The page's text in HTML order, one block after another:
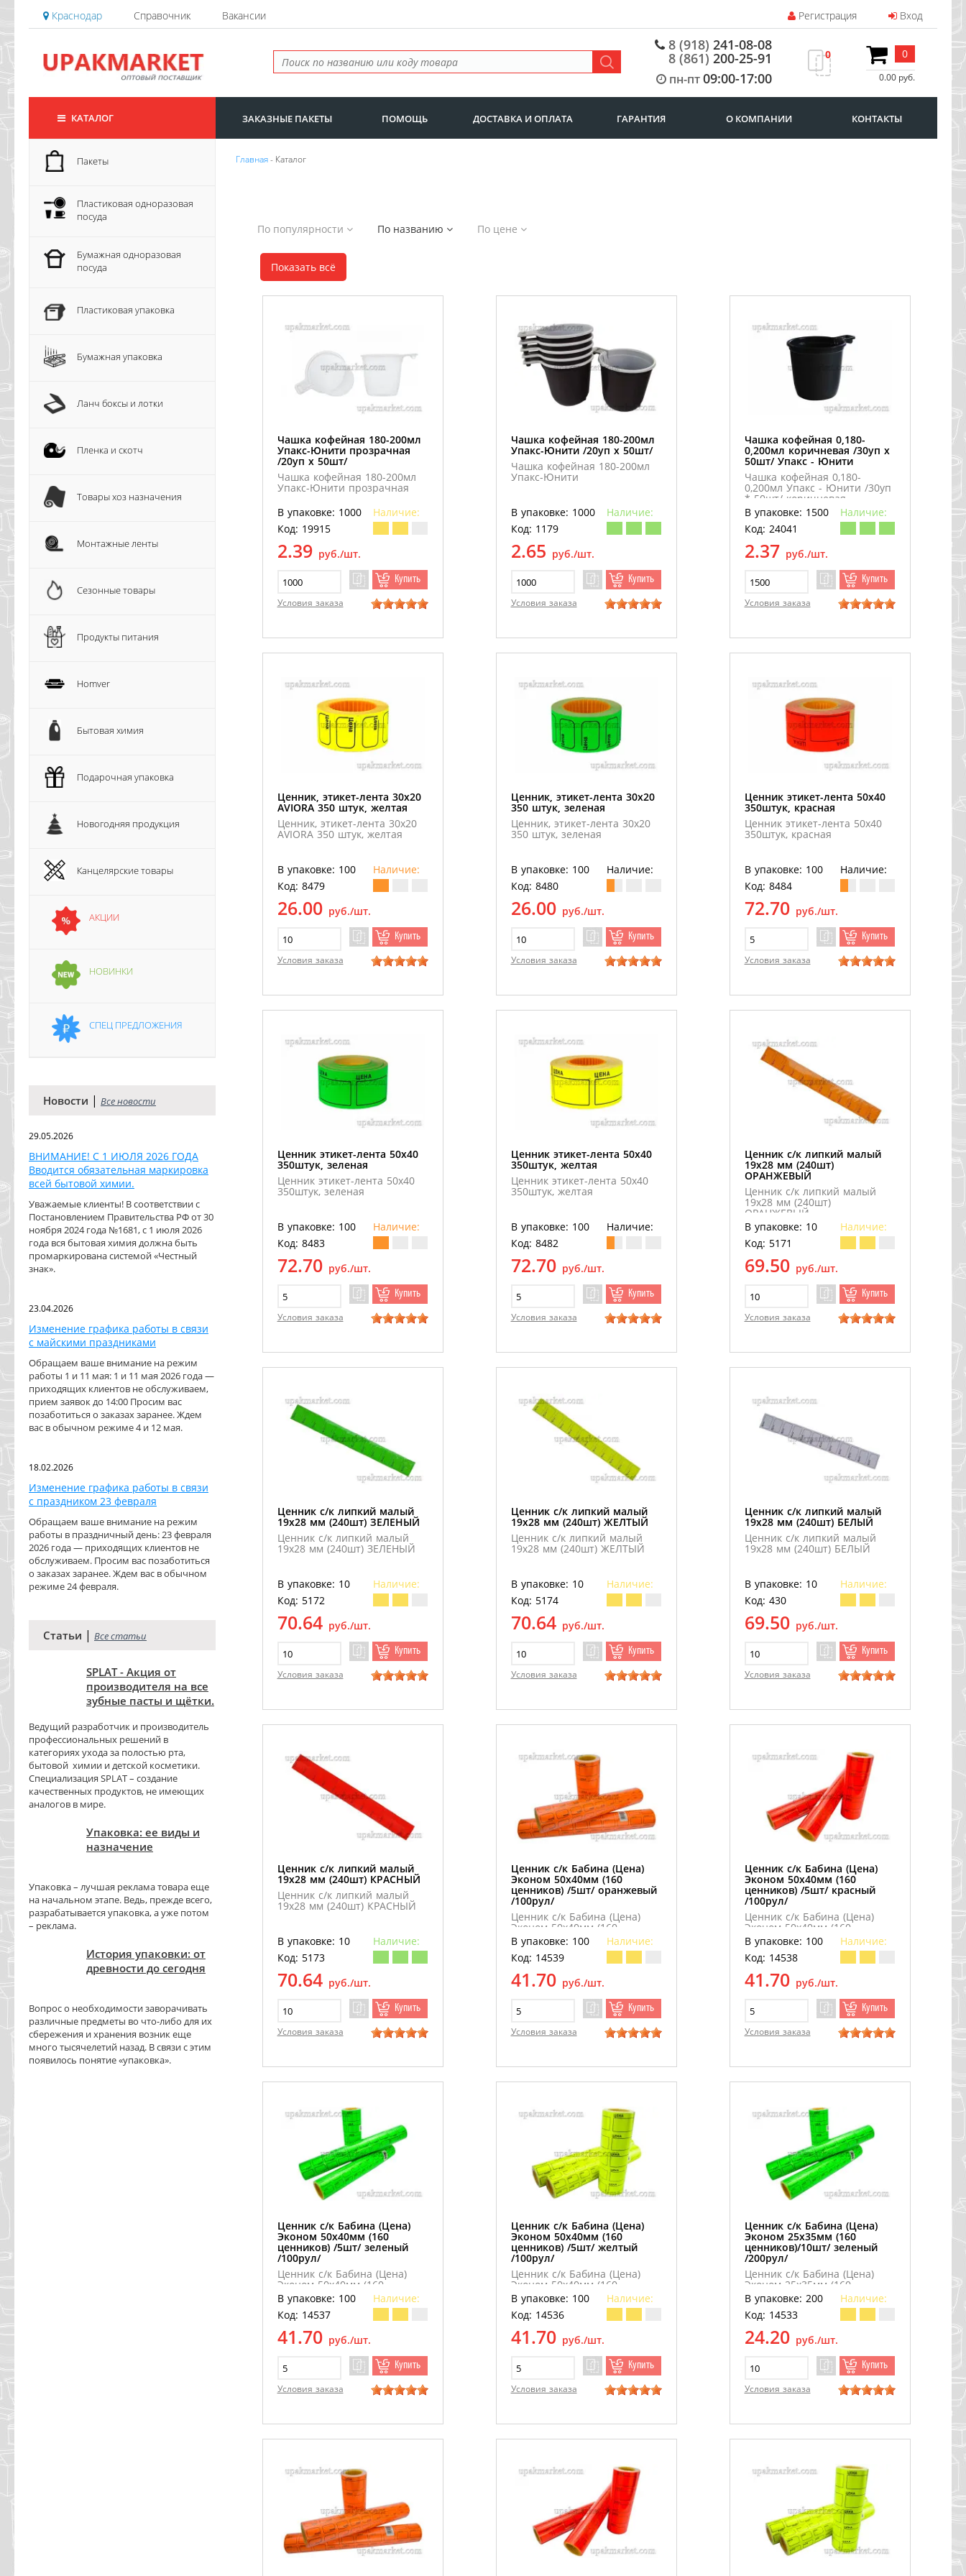
Краснодар Справочник Вакансии Регистрация Вход
8 (918) 241-08-08
8 (861) 200-25-91
пн-пт09:00-17:00
0 0
0.00 руб.
КАТАЛОГ ЗАКАЗНЫЕ ПАКЕТЫ ПОМОЩЬ ДОСТАВКА И ОПЛАТА ГАРАНТИЯ О КОМПАНИИ КОНТАКТЫ
Пакеты
Пластиковая одноразовая
посуда
Бумажная одноразовая
посуда
Пластиковая упаковка
Бумажная упаковка
Ланч боксы и лотки
Пленка и скотч
Товары хоз назначения
Монтажные ленты
Сезонные товары
Продукты питания
Homver
Бытовая химия
Подарочная упаковка
Новогодняя продукция
Канцелярские товары
АКЦИИ
НОВИНКИ
СПЕЦ ПРЕДЛОЖЕНИЯ
Новости | Все новости
29.05.2026
ВНИМАНИЕ! С 1 ИЮЛЯ 2026 ГОДА
Вводится обязательная маркировка
всей бытовой химии.
Уважаемые клиенты! В соответствии с
Постановлением Правительства РФ от 30
ноября 2024 года №1681, с 1 июля 2026
года вся бытовая химия должна быть
промаркирована системой «Честный
знак».
23.04.2026
Изменение графика работы в связи
с майскими праздниками
Обращаем ваше внимание на режим
работы 1 и 11 мая: 1 и 11 мая 2026 года —
приходящих клиентов не обслуживаем,
прием заявок до 14:00 Просим вас
позаботиться о заказах заранее. Ждем
вас в обычном режиме 4 и 12 мая.
18.02.2026
Изменение графика работы в связи
с праздником 23 февраля
Обращаем ваше внимание на режим
работы в праздничный день: 23 февраля
2026 года — приходящих клиентов не
обслуживаем. Просим вас позаботиться
о заказах заранее. Ждем вас в обычном
режиме 24 февраля.
Статьи | Все статьи
SPLAT - Акция от
производителя на все
зубные пасты и щётки.
Ведущий разработчик и производитель
профессиональных решений в
категориях ухода за полостью рта,
бытовой химии и детской косметики.
Специализация SPLAT – создание
качественных продуктов, не имеющих
аналогов в мире.
Упаковка: ее виды и
назначение
Упаковка – лучшая реклама товара еще
на начальном этапе. Ведь, прежде всего,
разрабатывается упаковка, а уже потом
– реклама.
История упаковки: от
древности до сегодня
Вопрос о необходимости заворачивать
различные предметы во что-либо для их
сбережения и хранения возник еще
много тысячелетий назад. В связи с этим
появилось понятие «упаковка».
Главная- Каталог
По популярности По названию По цене
Показать всё
Чашка кофейная 180-200мл
Упакс-Юнити прозрачная
/20уп х 50шт/
Чашка кофейная 180-200мл
Упакс-Юнити прозрачная
В упаковке: 1000
Наличие:
Код: 19915
2.39 руб./шт.
Купить
Условия заказа
Чашка кофейная 180-200мл
Упакс-Юнити /20уп х 50шт/
Чашка кофейная 180-200мл
Упакс-Юнити
В упаковке: 1000
Наличие:
Код: 1179
2.65 руб./шт.
Купить
Условия заказа
Чашка кофейная 0,180-
0,200мл коричневая /30уп х
50шт/ Упакс - Юнити
Чашка кофейная 0,180-
0,200мл Упакс - Юнити /30уп
* 50шт/ коричневая
В упаковке: 1500
Наличие:
Код: 24041
2.37 руб./шт.
Купить
Условия заказа
Ценник, этикет-лента 30х20
AVIORA 350 штук, желтая
Ценник, этикет-лента 30х20
AVIORA 350 штук, желтая
В упаковке: 100
Наличие:
Код: 8479
26.00 руб./шт.
Купить
Условия заказа
Ценник, этикет-лента 30х20
350 штук, зеленая
Ценник, этикет-лента 30х20
350 штук, зеленая
В упаковке: 100
Наличие:
Код: 8480
26.00 руб./шт.
Купить
Условия заказа
Ценник этикет-лента 50х40
350штук, красная
Ценник этикет-лента 50х40
350штук, красная
В упаковке: 100
Наличие:
Код: 8484
72.70 руб./шт.
Купить
Условия заказа
Ценник этикет-лента 50х40
350штук, зеленая
Ценник этикет-лента 50х40
350штук, зеленая
В упаковке: 100
Наличие:
Код: 8483
72.70 руб./шт.
Купить
Условия заказа
Ценник этикет-лента 50х40
350штук, желтая
Ценник этикет-лента 50х40
350штук, желтая
В упаковке: 100
Наличие:
Код: 8482
72.70 руб./шт.
Купить
Условия заказа
Ценник с/к липкий малый
19х28 мм (240шт)
ОРАНЖЕВЫЙ
Ценник с/к липкий малый
19х28 мм (240шт)
ОРАНЖЕВЫЙ
В упаковке: 10
Наличие:
Код: 5171
69.50 руб./шт.
Купить
Условия заказа
Ценник с/к липкий малый
19х28 мм (240шт) ЗЕЛЕНЫЙ
Ценник с/к липкий малый
19х28 мм (240шт) ЗЕЛЕНЫЙ
В упаковке: 10
Наличие:
Код: 5172
70.64 руб./шт.
Купить
Условия заказа
Ценник с/к липкий малый
19х28 мм (240шт) ЖЕЛТЫЙ
Ценник с/к липкий малый
19х28 мм (240шт) ЖЕЛТЫЙ
В упаковке: 10
Наличие:
Код: 5174
70.64 руб./шт.
Купить
Условия заказа
Ценник с/к липкий малый
19х28 мм (240шт) БЕЛЫЙ
Ценник с/к липкий малый
19х28 мм (240шт) БЕЛЫЙ
В упаковке: 10
Наличие:
Код: 430
69.50 руб./шт.
Купить
Условия заказа
Ценник с/к липкий малый
19х28 мм (240шт) КРАСНЫЙ
Ценник с/к липкий малый
19х28 мм (240шт) КРАСНЫЙ
В упаковке: 10
Наличие:
Код: 5173
70.64 руб./шт.
Купить
Условия заказа
Ценник с/к Бабина (Цена)
Эконом 50х40мм (160
ценников) /5шт/ оранжевый
/100рул/
Ценник с/к Бабина (Цена)
Эконом 50х40мм (160
ценников) /5шт/ оранжевый
/100рул/
В упаковке: 100
Наличие:
Код: 14539
41.70 руб./шт.
Купить
Условия заказа
Ценник с/к Бабина (Цена)
Эконом 50х40мм (160
ценников) /5шт/ красный
/100рул/
Ценник с/к Бабина (Цена)
Эконом 50х40мм (160
ценников) /5шт/ красный
/100рул/
В упаковке: 100
Наличие:
Код: 14538
41.70 руб./шт.
Купить
Условия заказа
Ценник с/к Бабина (Цена)
Эконом 50х40мм (160
ценников) /5шт/ зеленый
/100рул/
Ценник с/к Бабина (Цена)
Эконом 50х40мм (160
ценников) /5шт/ зеленый
/100рул/
В упаковке: 100
Наличие:
Код: 14537
41.70 руб./шт.
Купить
Условия заказа
Ценник с/к Бабина (Цена)
Эконом 50х40мм (160
ценников) /5шт/ желтый
/100рул/
Ценник с/к Бабина (Цена)
Эконом 50х40мм (160
ценников) /5шт/ желтый
/100рул
В упаковке: 100
Наличие:
Код: 14536
41.70 руб./шт.
Купить
Условия заказа
Ценник с/к Бабина (Цена)
Эконом 25х35мм (160
ценников)/10шт/ зеленый
/200рул/
Ценник с/к Бабина (Цена)
Эконом 25х35мм (160
ценников) /10шт/ зеленый
/200рул/
В упаковке: 200
Наличие:
Код: 14533
24.20 руб./шт.
Купить
Условия заказа